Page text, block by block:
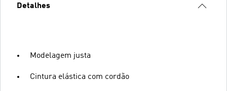
Detalhes
Modelagem justa
Cintura elástica com cordão